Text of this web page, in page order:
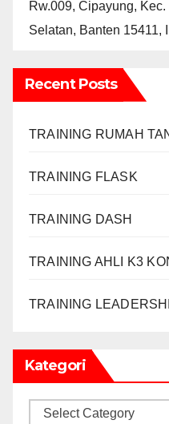
Rw.009, Cipayung,
Selatan, Banten 15411,
Recent Posts
TRAINING RUMAH
TRAINING FLASK
TRAINING DASH
TRAINING AHLI K3
TRAINING
Kategori
Kategori